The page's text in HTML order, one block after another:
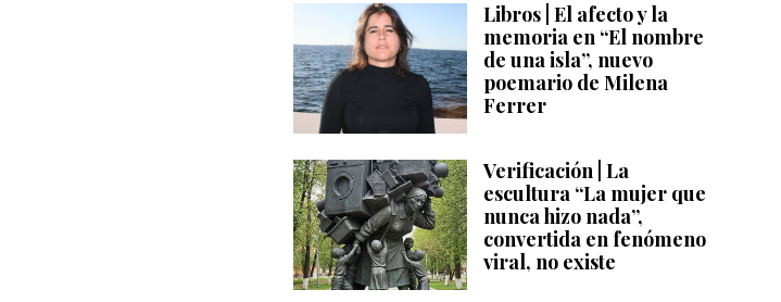
Libros | El afecto y la
memoria en “El nombre
de una isla”, nuevo
poemario de Milena
Ferrer
Verificación | La
escultura “La mujer que
nunca hizo nada”,
convertida en fenómeno
viral, no existe